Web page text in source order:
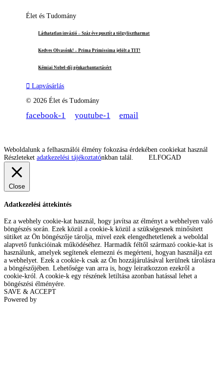
Élet és Tudomány
Láthatatlan invázió – Száz éve pusztít a tölgylisztharmat
Kedves Olvasónk! – Prima Primissima jelölt a TIT!
Kémiai Nobel-díj génkarbantartásért
Lapvásárlás
© 2026 Élet és Tudomány
facebook-1 youtube-1 email
Weboldalunk a felhasználói élmény fokozása érdekében cookiekat használ
Részleteket adatkezelési tájékoztatónkban talál. ELFOGAD
Close
Adatkezelési áttekintés
Ez a webhely cookie-kat használ, hogy javítsa az élményt a webhelyen való
böngészés során. Ezek közül a cookie-k közül a szükségesnek minősített
sütiket az Ön böngészője tárolja, mivel ezek elengedhetetlenek a weboldal
alapvető funkcióinak működéséhez. Harmadik féltől származó cookie-kat is
használunk, amelyek segítenek elemezni és megérteni, hogyan használja ezt
a webhelyet. Ezek a cookie-k csak az Ön hozzájárulásával kerülnek tárolásra
a böngészőjében. Lehetősége van arra is, hogy leiratkozzon ezekről a
cookie-król. A cookie-k egy részének letiltása azonban hatással lehet a
böngészési élményére.
SAVE & ACCEPT
Powered by